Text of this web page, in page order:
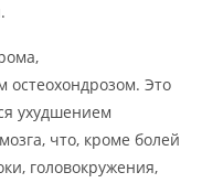
Это
ухудшением
что, кроме болей
головокружения,